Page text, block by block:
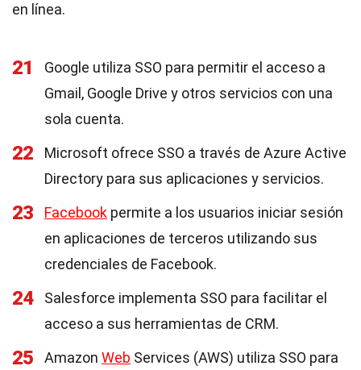
en línea.
21
Google utiliza SSO para permitir el acceso a
Gmail, Google Drive y otros servicios con una
sola cuenta.
22
Microsoft ofrece SSO a través de Azure Active
Directory para sus aplicaciones y servicios.
23 Facebook permite a los usuarios iniciar sesión
en aplicaciones de terceros utilizando sus
credenciales de Facebook.
24
Salesforce implementa SSO para facilitar el
acceso a sus herramientas de CRM.
25 Amazon Web Services (AWS) utiliza SSO para